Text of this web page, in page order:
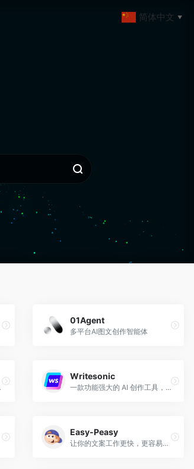
01Agent
多平台AI图文创作智能体
作能力。
Writesonic
一款功能强大的 AI 创作工具，可以快速为您的博客、广告、电子邮件和网站生成优质且无抄袭的内容。
Easy-Peasy
让你的文案工作更快，更容易的AI工具。
简体中文 ▼